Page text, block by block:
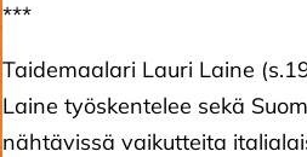
***
Taidemaalari Lauri Laine
Laine työskentelee sekä
nähtävissä vaikutteita